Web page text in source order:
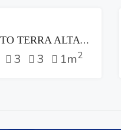
ALQUILER APARTAMENTO TERRA ALTA COLONIA ESCALÓN SAN SALVADOR
3 3 1m2